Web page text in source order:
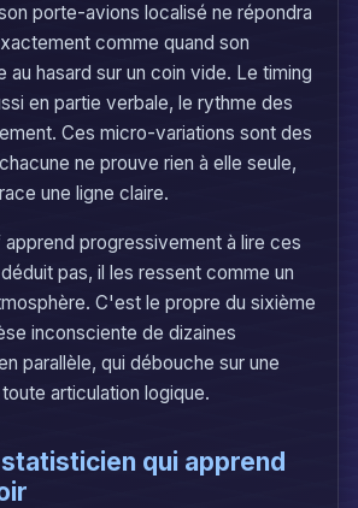
porte-avions localisé ne répondra
comme quand son
au hasard sur un coin vide. Le timing
en partie verbale, le rythme des
Ces micro-variations sont des
ne prouve rien à elle seule,
une ligne claire.
progressivement à lire ces
pas, il les ressent comme un
C'est le propre du sixième
inconsciente de dizaines
parallèle, qui débouche sur une
articulation logique.
qui apprend